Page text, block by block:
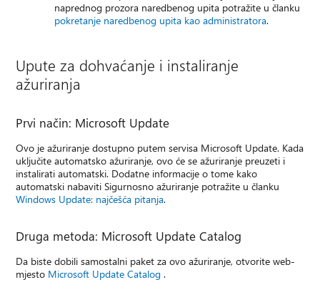
naprednog prozora naredbenog upita potražite u članku
pokretanje naredbenog upita kao administratora.
Upute za dohvaćanje i instaliranje
ažuriranja
Prvi način: Microsoft Update
Ovo je ažuriranje dostupno putem servisa Microsoft Update. Kada
uključite automatsko ažuriranje, ovo će se ažuriranje preuzeti i
instalirati automatski. Dodatne informacije o tome kako
automatski nabaviti Sigurnosno ažuriranje potražite u članku
Windows Update: najčešća pitanja.
Druga metoda: Microsoft Update Catalog
Da biste dobili samostalni paket za ovo ažuriranje, otvorite web-
mjesto Microsoft Update Catalog .